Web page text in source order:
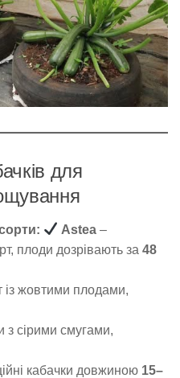
для
Astea –
плоди дозрівають за 48
із жовтими плодами,
з сірими смугами,
кабачки довжиною 15–